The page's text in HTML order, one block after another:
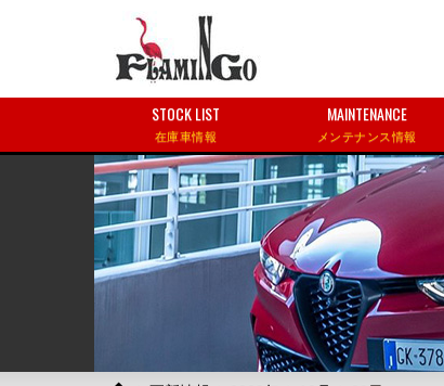
STOCK LIST
在庫車情報
MAINTENANCE
メンテナンス情報